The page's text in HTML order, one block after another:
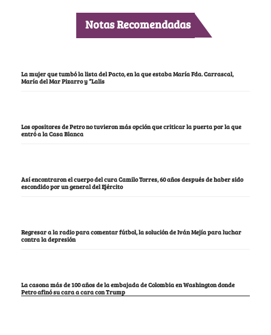
Notas Recomendadas
La mujer que tumbó la lista del Pacto, en la que estaba María Fda. Carrascal,
María del Mar Pizarro y “Lalis
Los opositores de Petro no tuvieron más opción que criticar la puerta por la que
entró a la Casa Blanca
Así encontraron el cuerpo del cura Camilo Torres, 60 años después de haber sido
escondido por un general del Ejército
Regresar a la radio para comentar fútbol, la solución de Iván Mejía para luchar
contra la depresión
La casona más de 100 años de la embajada de Colombia en Washington donde
Petro afinó su cara a cara con Trump